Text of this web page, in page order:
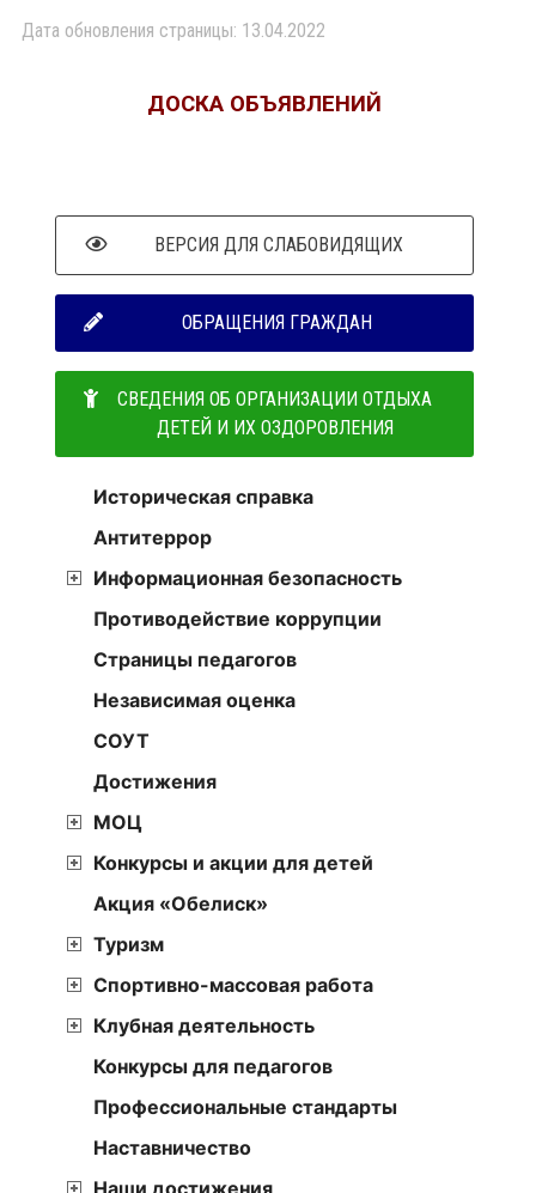
Дата обновления страницы: 13.04.2022
ДОСКА ОБЪЯВЛЕНИЙ
ВЕРСИЯ ДЛЯ СЛАБОВИДЯЩИХ
ОБРАЩЕНИЯ ГРАЖДАН
СВЕДЕНИЯ ОБ ОРГАНИЗАЦИИ ОТДЫХА
ДЕТЕЙ И ИХ ОЗДОРОВЛЕНИЯ
Историческая справка
Антитеррор
Информационная безопасность
Противодействие коррупции
Страницы педагогов
Независимая оценка
СОУТ
Достижения
МОЦ
Конкурсы и акции для детей
Акция «Обелиск»
Туризм
Спортивно-массовая работа
Клубная деятельность
Конкурсы для педагогов
Профессиональные стандарты
Наставничество
Наши достижения